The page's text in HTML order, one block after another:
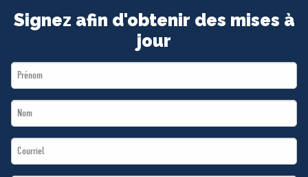
Signez afin d'obtenir des mises à
jour
First
Name
Last
Name
Email
*